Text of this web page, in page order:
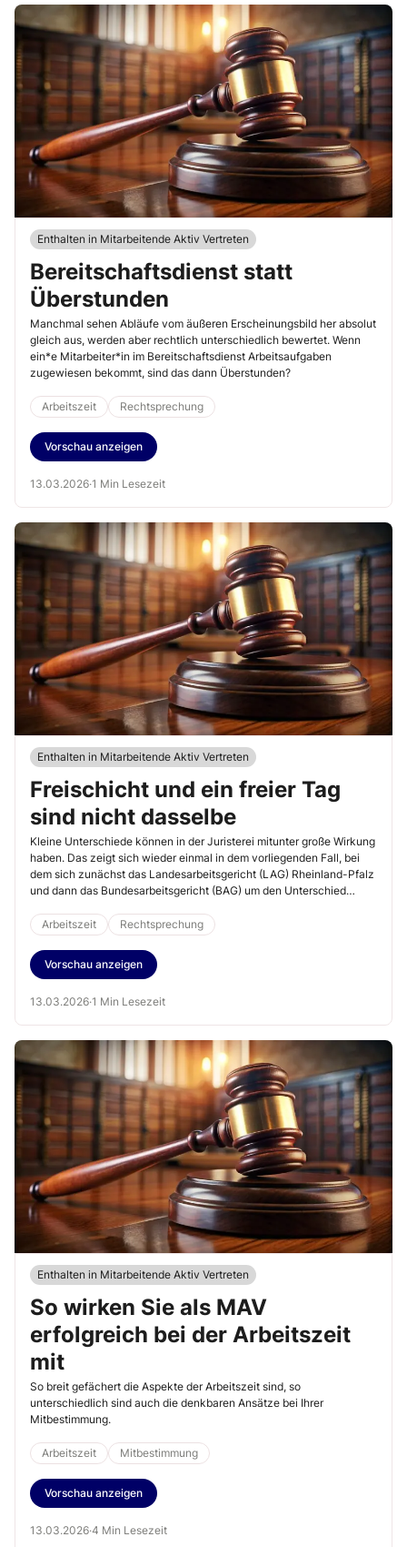
Enthalten in Mitarbeitende Aktiv Vertreten
Bereitschaftsdienst statt
Überstunden
Manchmal sehen Abläufe vom äußeren Erscheinungsbild her absolut
gleich aus, werden aber rechtlich unterschiedlich bewertet. Wenn
ein*e Mitarbeiter*in im Bereitschaftsdienst Arbeitsaufgaben
zugewiesen bekommt, sind das dann Überstunden?
Arbeitszeit Rechtsprechung
Vorschau anzeigen
13.03.2026·1 Min Lesezeit
Enthalten in Mitarbeitende Aktiv Vertreten
Freischicht und ein freier Tag
sind nicht dasselbe
Kleine Unterschiede können in der Juristerei mitunter große Wirkung
haben. Das zeigt sich wieder einmal in dem vorliegenden Fall, bei
dem sich zunächst das Landesarbeitsgericht (LAG) Rheinland-Pfalz
und dann das Bundesarbeitsgericht (BAG) um den Unterschied
sogenannten Ersatzruhetag zu kümmern hatten.
Arbeitszeit Rechtsprechung
Vorschau anzeigen
13.03.2026·1 Min Lesezeit
Enthalten in Mitarbeitende Aktiv Vertreten
So wirken Sie als MAV
erfolgreich bei der Arbeitszeit
mit
So breit gefächert die Aspekte der Arbeitszeit sind, so
unterschiedlich sind auch die denkbaren Ansätze bei Ihrer
Mitbestimmung.
Arbeitszeit Mitbestimmung
Vorschau anzeigen
13.03.2026·4 Min Lesezeit